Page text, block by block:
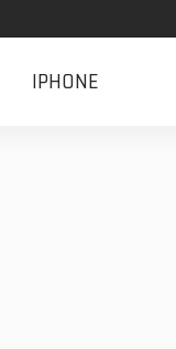
IPHONE